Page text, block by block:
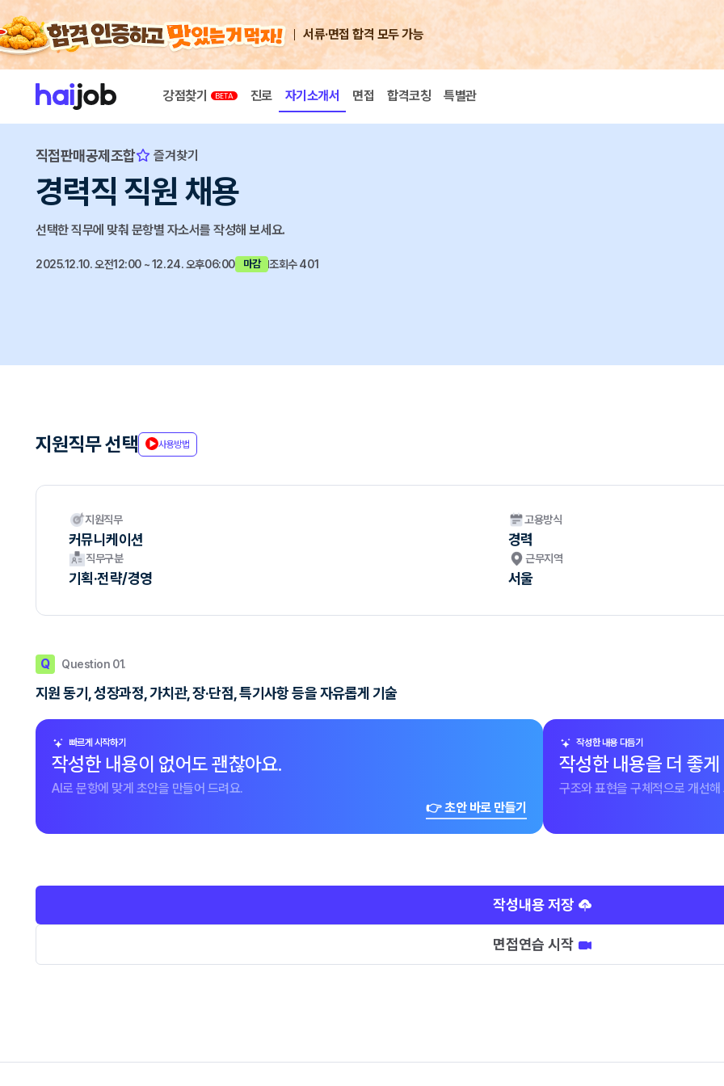
서류·면접 합격 모두 가능
강점찾기 진로 자기소개서 면접 합격코칭 특별관
직접판매공제조합 즐겨찾기
경력직 직원 채용
선택한 직무에 맞춰 문항별 자소서를 작성해 보세요.
2025.12.10. 오전12:00 ~ 12.24. 오후06:00 마감 조회수 401
지원직무 선택 사용방법
지원직무
커뮤니케이션
고용방식
경력
직무구분
기획·전략/경영
근무지역
서울
Q Question 01.
지원 동기, 성장과정, 가치관, 장·단점, 특기사항 등을 자유롭게 기술
빠르게 시작하기
작성한 내용이 없어도 괜찮아요.
AI로 문항에 맞게 초안을 만들어 드려요.
👉 초안 바로 만들기
작성한 내용 다듬기
작성한 내용을 더 좋
구조와 표현을 구체적으로 개선해
작성내용 저장
면접연습 시작